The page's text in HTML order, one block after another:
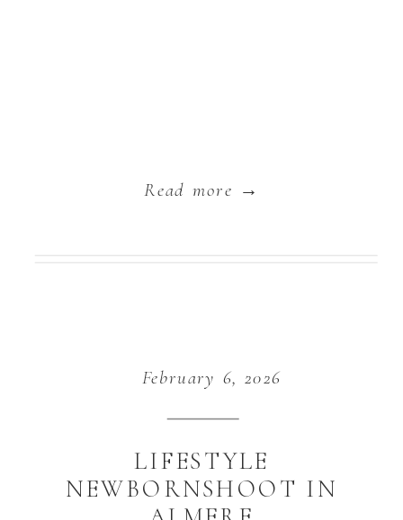
Read more →
February 6, 2026
LIFESTYLE
NEWBORNSHOOT IN